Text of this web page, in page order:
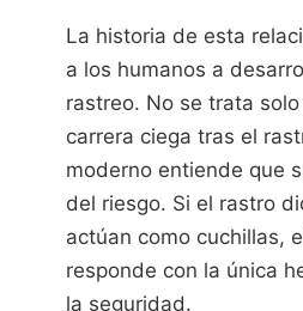
La historia de esta
a los humanos a
rastreo. No se trata
carrera ciega tras el
moderno entiende que
del riesgo. Si el rastro
actúan como cuchillas,
responde con la única
la seguridad.